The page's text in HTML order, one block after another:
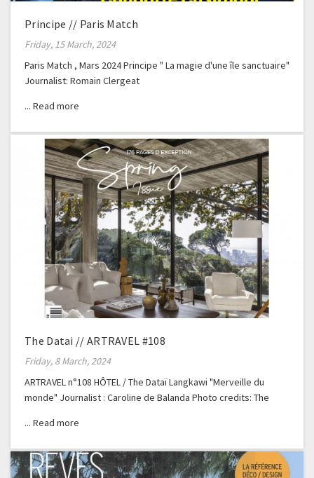
Principe // Paris Match
Friday, 15 March, 2024
Paris Match , Mars 2024 Principe " La magie d'une île sanctuaire"
Journalist: Romain Clergeat
The Datai // ARTRAVEL #108
Friday, 8 March, 2024
ARTRAVEL n°108 HÔTEL / The Dataï Langkawi "Merveille du
monde" Journalist : Caroline de Balanda Photo credits: The